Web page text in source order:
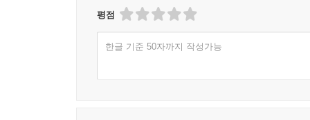
평점
한글 기준 50자까지 작성가능